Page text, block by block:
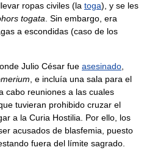
ropas civiles (la toga), y se les
togata . Sin embargo, era
a escondidas (caso de los
Julio César fue asesinado
, e incluía una sala para el
cabo reuniones a las cuales
tuvieran prohibido cruzar el
a la Curia Hostilia. Por ello, los
acusados de blasfemia, puesto
fuera del límite sagrado.